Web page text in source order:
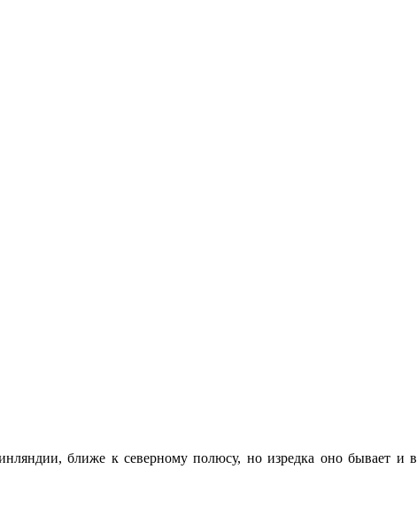
ближе к северному полюсу, но изредка оно бывает и в